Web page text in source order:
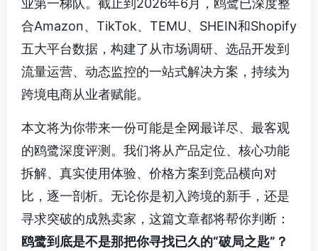
业第一梯队。截止到2026年6月，鸥鹭已深度整
合Amazon、TikTok、TEMU、SHEIN和Shopify
五大平台数据，构建了从市场调研、选品开发到
流量运营、动态监控的一站式解决方案，持续为
跨境电商从业者赋能。
本文将为你带来一份可能是全网最详尽、最客观
的鸥鹭深度评测。我们将从产品定位、核心功能
拆解、真实使用体验、价格方案到竞品横向对
比，逐一剖析。无论你是初入跨境的新手，还是
寻求突破的成熟卖家，这篇文章都将帮你判断：
鸥鹭到底是不是那把你寻找已久的“破局之匙”？